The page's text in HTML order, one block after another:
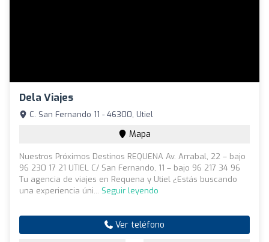
Dela Viajes
C. San Fernando 11 - 46300, Utiel
Mapa
Nuestros Próximos Destinos REQUENA Av. Arrabal, 22 – bajo
96 230 17 21 UTIEL C/ San Fernando, 11 – bajo 96 217 34 96
Tu agencia de viajes en Requena y Utiel ¿Estás buscando
una experiencia úni... Seguir leyendo
Ver teléfono